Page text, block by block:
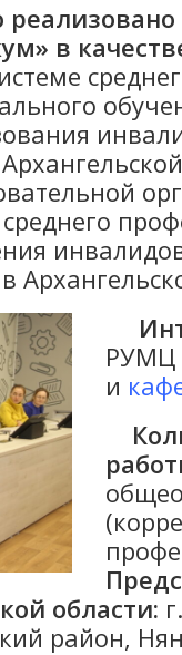
в
РУМЦ
и
области:
район,